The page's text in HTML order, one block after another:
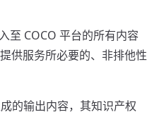
至 COCO 平台的所有内容
供服务所必要的、非排他性
的输出内容，其知识产权